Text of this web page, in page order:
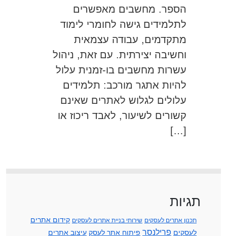
הספר. מחשבים מאפשרים
לתלמידים גישה לחומרי לימוד
מתקדמים, עבודה עצמאית
וחשיבה יצירתית. עם זאת, ניהול
עשרות מחשבים בו-זמנית עלול
להיות אתגר מורכב: תלמידים
עלולים לגלוש לאתרים שאינם
קשורים לשיעור, לאבד ריכוז או
[…]
תגיות
תכנון אתרים לעסקים שירותי בניית אתרים לעסקים קידום אתרים
לעסקים פרילנסר פיתוח אתר לעסק עיצוב אתרים